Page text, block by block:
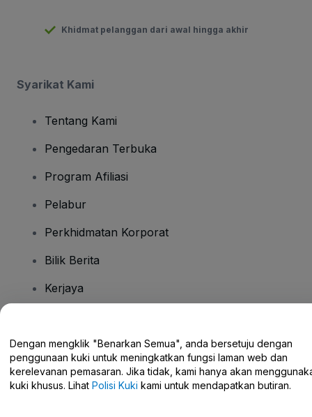
Khidmat pelanggan dari awal hingga akhir
Syarikat Kami
Tentang Kami
Pengedaran Terbuka
Program Afiliasi
Pelabur
Perkhidmatan Korporat
Bilik Berita
Kerjaya
Pusat Bantuan / Hubungi Kami
Dengan mengklik "Benarkan Semua", anda bersetuju dengan
penggunaan kuki untuk meningkatkan fungsi laman web dan
kerelevanan pemasaran. Jika tidak, kami hanya akan
kuki khusus. Lihat Polisi Kuki kami untuk mendapatkan butiran.